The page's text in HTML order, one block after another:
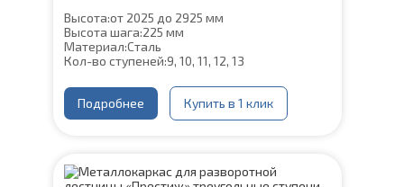
Высота:от 2025 до 2925 мм
Высота шага:225 мм
Материал:Сталь
Кол-во ступеней:9, 10, 11, 12, 13
Подробнее Купить в 1 клик